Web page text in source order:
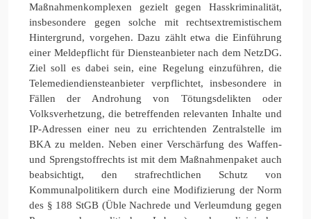
Maßnahmenkomplexen gezielt gegen Hasskriminalität,
insbesondere gegen solche mit rechtsextremistischem
Hintergrund, vorgehen. Dazu zählt etwa die Einführung
einer Meldepflicht für Diensteanbieter nach dem NetzDG.
Ziel soll es dabei sein, eine Regelung einzuführen, die
Telemediendiensteanbieter verpflichtet, insbesondere in
Fällen der Androhung von Tötungsdelikten oder
Volksverhetzung, die betreffenden relevanten Inhalte und
IP-Adressen einer neu zu errichtenden Zentralstelle im
BKA zu melden. Neben einer Verschärfung des Waffen-
und Sprengstoffrechts ist mit dem Maßnahmenpaket auch
beabsichtigt, den strafrechtlichen Schutz von
Kommunalpolitikern durch eine Modifizierung der Norm
des § 188 StGB (Üble Nachrede und Verleumdung gegen